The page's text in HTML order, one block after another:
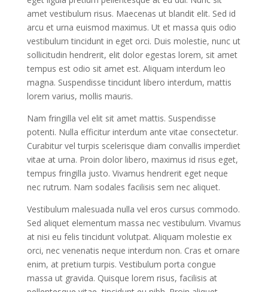
amet vestibulum risus. Maecenas ut blandit elit. Sed id
arcu et urna euismod maximus. Ut et massa quis odio
vestibulum tincidunt in eget orci. Duis molestie, nunc ut
sollicitudin hendrerit, elit dolor egestas lorem, sit amet
tempus est odio sit amet est. Aliquam interdum leo
magna. Suspendisse tincidunt libero interdum, mattis
lorem varius, mollis mauris.
Nam fringilla vel elit sit amet mattis. Suspendisse
potenti. Nulla efficitur interdum ante vitae consectetur.
Curabitur vel turpis scelerisque diam convallis imperdiet
vitae at urna. Proin dolor libero, maximus id risus eget,
tempus fringilla justo. Vivamus hendrerit eget neque
nec rutrum. Nam sodales facilisis sem nec aliquet.
Vestibulum malesuada nulla vel eros cursus commodo.
Sed aliquet elementum massa nec vestibulum. Vivamus
at nisi eu felis tincidunt volutpat. Aliquam molestie ex
orci, nec venenatis neque interdum non. Cras et ornare
enim, at pretium turpis. Vestibulum porta congue
massa ut gravida. Quisque lorem risus, facilisis at